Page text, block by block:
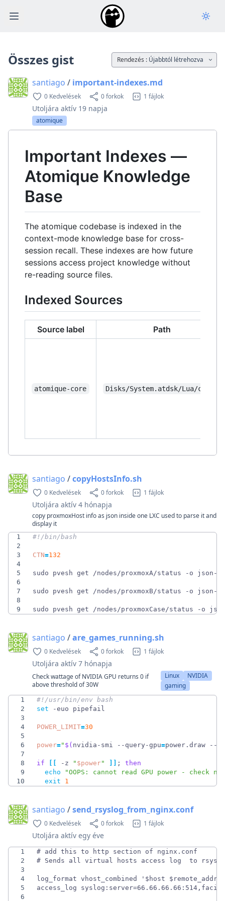
Open main menu
Összes gist Rendezés : Újabbtól létrehozva
santiago / important-indexes.md
0 Kedvelések 0 forkok 1 fájlok
Utoljára aktív 19 napja
atomique
Important Indexes —
Atomique Knowledge
Base
The atomique codebase is indexed in the
context-mode knowledge base for cross-
session recall. These indexes are how future
sessions access project knowledge without
re-reading source files.
Indexed Sources
Source label Path
atomique-core Disks/System.atdsk/Lua/core/
santiago /copyHostsInfo.sh
0 Kedvelések 0 forkok 1 fájlok
Utoljára aktív 4 hónapja
copy proxmoxHost info as json inside one LXC used to parse it and
display it
1
2
3
CTN=132
4
5
sudo pvesh get /nodes/proxmoxA/status -o json-
6
7
sudo pvesh get /nodes/proxmoxB/status -o json-
8
9
sudo pvesh get /nodes/proxmoxCase/status -o
santiago /are_games_running.sh
0 Kedvelések 0 forkok 1 fájlok
Utoljára aktív 7 hónapja
Check wattage of NVIDIA GPU returns 0 if
above threshold of 30W
Linux
NVIDIA
gaming
1
2
set
3
4
POWER_LIMIT=30
5
6
power=" $( nvidia-smi --query-gpu=power.draw --
7
8
if -z " $power" ;
then
9
echo
"OOPS: cannot read GPU power - check
10
exit 1
santiago /send_rsyslog_from_nginx.conf
0 Kedvelések 0 forkok 1 fájlok
Utoljára aktív egy éve
1
2
3
4
5
6